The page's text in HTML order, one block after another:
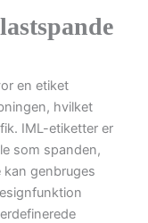
en etiket
hvilket
IML-etiketter er
som spanden,
genbruges